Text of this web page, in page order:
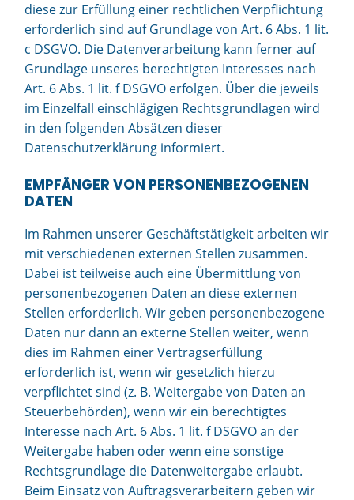
diese zur Erfüllung einer rechtlichen Verpflichtung
erforderlich sind auf Grundlage von Art. 6 Abs. 1 lit.
c DSGVO. Die Datenverarbeitung kann ferner auf
Grundlage unseres berechtigten Interesses nach
Art. 6 Abs. 1 lit. f DSGVO erfolgen. Über die jeweils
im Einzelfall einschlägigen Rechtsgrundlagen wird
in den folgenden Absätzen dieser
Datenschutzerklärung informiert.
EMPFÄNGER VON PERSONENBEZOGENEN
DATEN
Im Rahmen unserer Geschäftstätigkeit arbeiten wir
mit verschiedenen externen Stellen zusammen.
Dabei ist teilweise auch eine Übermittlung von
personenbezogenen Daten an diese externen
Stellen erforderlich. Wir geben personenbezogene
Daten nur dann an externe Stellen weiter, wenn
dies im Rahmen einer Vertragserfüllung
erforderlich ist, wenn wir gesetzlich hierzu
verpflichtet sind (z. B. Weitergabe von Daten an
Steuerbehörden), wenn wir ein berechtigtes
Interesse nach Art. 6 Abs. 1 lit. f DSGVO an der
Weitergabe haben oder wenn eine sonstige
Rechtsgrundlage die Datenweitergabe erlaubt.
Beim Einsatz von Auftragsverarbeitern geben wir